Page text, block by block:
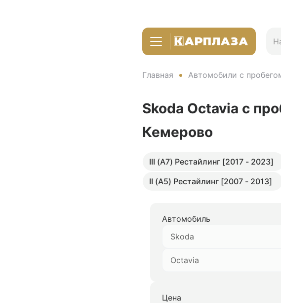
Главная Автомобили с
Skoda Octavia с
Кемерово
III (A7) Рестайлинг [2017 - 2023]
II (A5) Рестайлинг [2007 - 2013]
Автомобиль
Skoda
Octavia
Цена